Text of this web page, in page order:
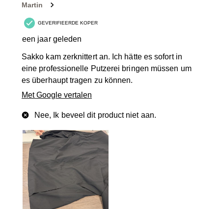
Martin
GEVERIFIEERDE KOPER
een jaar geleden
Sakko kam zerknittert an. Ich hätte es sofort in
eine professionelle Putzerei bringen müssen um
es überhaupt tragen zu können.
Met Google vertalen
Nee, Ik beveel dit product niet aan.